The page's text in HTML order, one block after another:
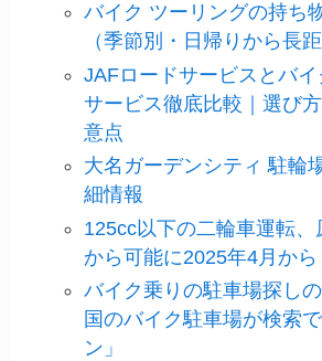
バイク ツーリングの持ち
（季節別・日帰りから長距
JAFロードサービスとバ
サービス徹底比較｜選び
意点
大名ガーデンシティ 駐輪
細情報
125cc以下の二輪車運転、
から可能に2025年4月から
バイク乗りの駐車場探し
国のバイク駐車場が検索
ン」